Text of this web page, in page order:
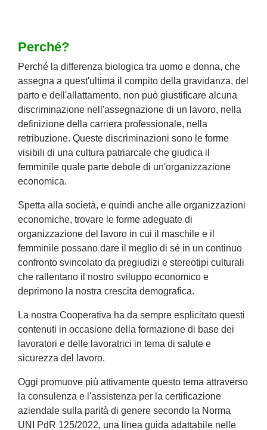
Perché?
Perché la differenza biologica tra uomo e donna, che
assegna a quest'ultima il compito della gravidanza, del
parto e dell'allattamento, non può giustificare alcuna
discriminazione nell'assegnazione di un lavoro, nella
definizione della carriera professionale, nella
retribuzione. Queste discriminazioni sono le forme
visibili di una cultura patriarcale che giudica il
femminile quale parte debole di un'organizzazione
economica.
Spetta alla società, e quindi anche alle organizzazioni
economiche, trovare le forme adeguate di
organizzazione del lavoro in cui il maschile e il
femminile possano dare il meglio di sé in un continuo
confronto svincolato da pregiudizi e stereotipi culturali
che rallentano il nostro sviluppo economico e
deprimono la nostra crescita demografica.
La nostra Cooperativa ha da sempre esplicitato questi
contenuti in occasione della formazione di base dei
lavoratori e delle lavoratrici in tema di salute e
sicurezza del lavoro.
Oggi promuove più attivamente questo tema attraverso
la consulenza e l'assistenza per la certificazione
aziendale sulla parità di genere secondo la Norma
UNI PdR 125/2022, una linea guida adattabile nelle